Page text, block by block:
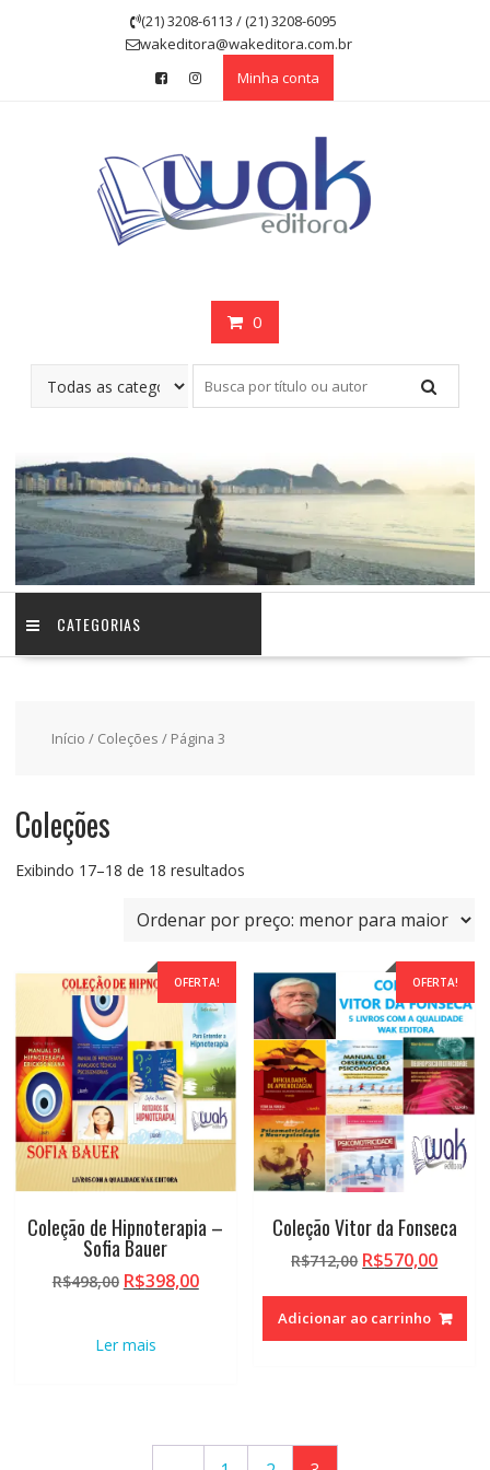
(21) 3208-6113 / (21) 3208-6095
wakeditora@wakeditora.com.br
Minha conta
0
CATEGORIAS
Início / Coleções / Página 3
Coleções
Exibindo 17–18 de 18 resultadosClassificado
preço:
alto
OFERTA!
Coleção de Hipnoterapia –
Sofia Bauer
R$498,00 O
era:
R$398,00O
Ler mais
OFERTA!
Coleção Vitor da Fonseca
R$712,00 O
original
era:
R$570,00O
atual
é:
Adicionar ao carrinho